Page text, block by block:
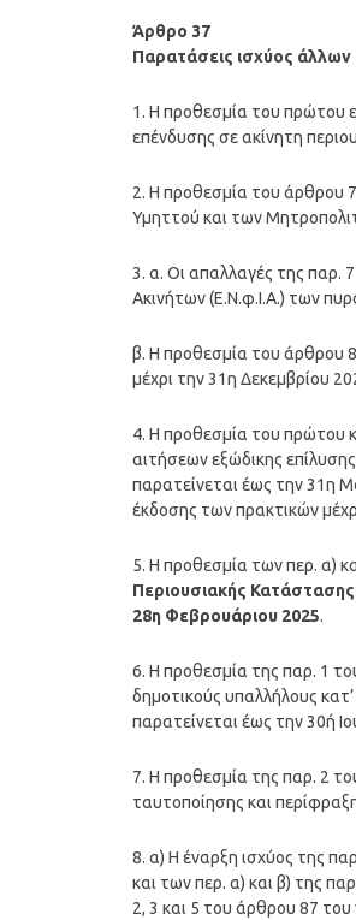
Άρθρο 37
Παρατάσεις ισχύος
1. Η προθεσμία του πρώτου
επένδυσης σε ακίνητη
2. Η προθεσμία του άρθρου
Υμηττού και των
3. α. Οι απαλλαγές της παρ.
Ακινήτων (Ε.Ν.φ.Ι.Α.) των
β. Η προθεσμία του άρθρου
μέχρι την 31η Δεκεμβρίου
4. Η προθεσμία του πρώτου
αιτήσεων εξώδικης
παρατείνεται έως την 31η
έκδοσης των πρακτικών
5. Η προθεσμία των περ. α)
Περιουσιακής
28η Φεβρουάριου 2025.
6. Η προθεσμία της παρ. 1
δημοτικούς υπαλλήλους
παρατείνεται έως την 30ή
7. Η προθεσμία της παρ. 2
ταυτοποίησης και
8. α) Η έναρξη ισχύος της
και των περ. α) και β) της
2, 3 και 5 του άρθρου 87 του